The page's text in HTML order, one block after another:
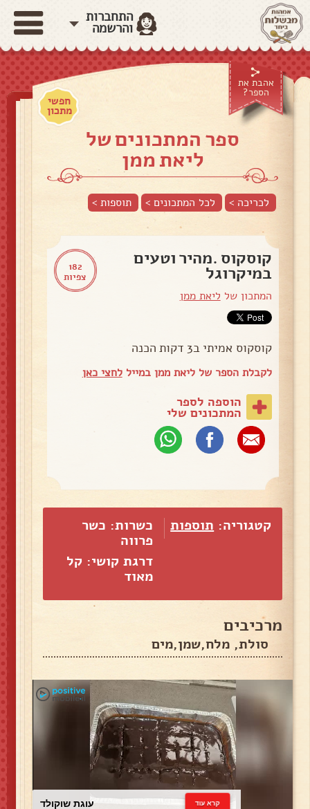
התחברות
והרשמה
אהבת את
הספר?
חפשי
מתכון
ספר המתכונים של
ליאת ממן
לכריכה > לכל המתכונים > תוספות>
182
צפיות
קוסקוס .מהיר וטעים
במיקרוגל
המתכון של ליאת ממן
קוסקוס אמיתי ב3 דקות הכנה
לקבלת הספר של ליאת ממן במייללחצי כאן
הוספה לספר
המתכונים שלי
קטגוריה: תוספות
כשרות: כשר
פרווה
דרגת קושי: קל
מאוד
מרכיבים
סולת, מלח,שמן,מים
עוגת שוקולד קרא עוד